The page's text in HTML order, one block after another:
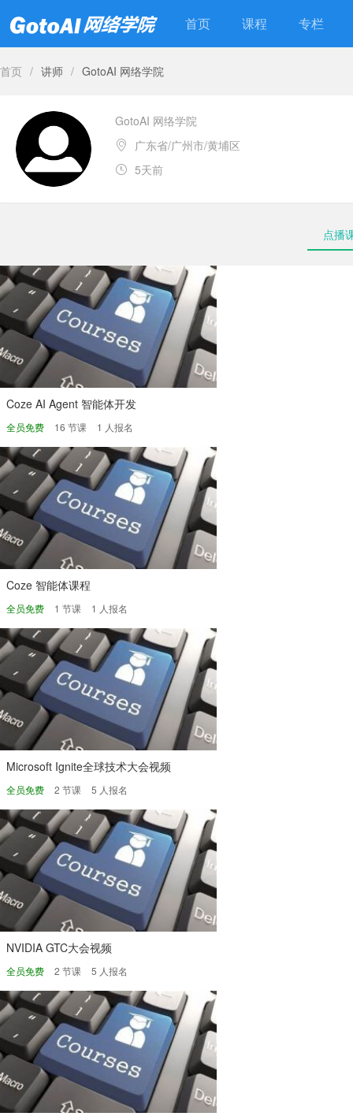
首页 课程 专栏
首页 / 讲师 / GotoAI 网络学院
GotoAI 网络学院
广东省/广州市/黄埔区
5天前
点播
Coze AI Agent 智能体开发
全员免费 16 节课 1 人报名
Coze 智能体课程
全员免费 1 节课 1 人报名
Microsoft Ignite全球技术大会视频
全员免费 2 节课 5 人报名
NVIDIA GTC大会视频
全员免费 2 节课 5 人报名